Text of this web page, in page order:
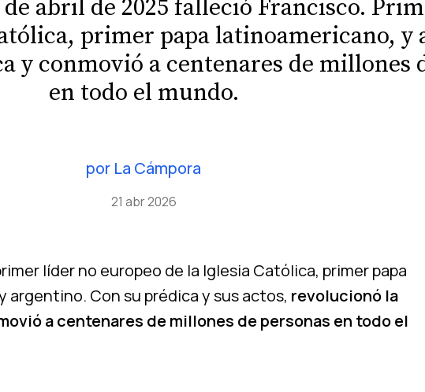
abril de 2025 falleció Francisco.
primer papa latinoamericano, y
y conmovió a centenares de millones
en todo el mundo.
por La Cámpora
21 abr 2026
líder no europeo de la Iglesia Católica, primer papa
argentino. Con su prédica y sus actos, revolucionó la
a centenares de millones de personas en todo el